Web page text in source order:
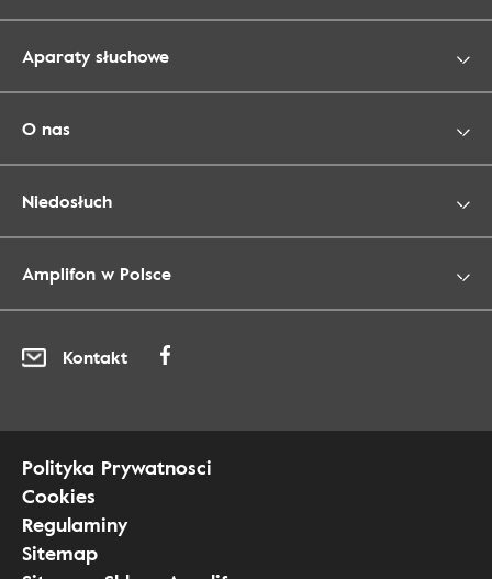
Aparaty słuchowe
O nas
Niedosłuch
Amplifon w Polsce
Kontakt
Polityka Prywatnosci
Cookies
Regulaminy
Sitemap